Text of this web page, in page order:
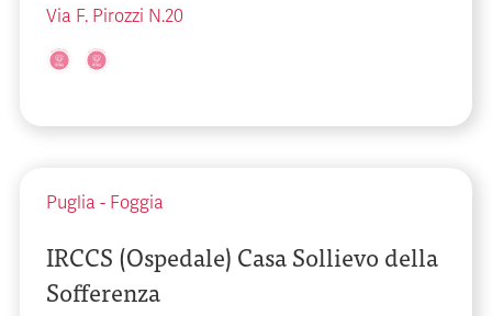
Via F. Pirozzi N.20
Puglia - Foggia
IRCCS (Ospedale) Casa Sollievo della
Sofferenza